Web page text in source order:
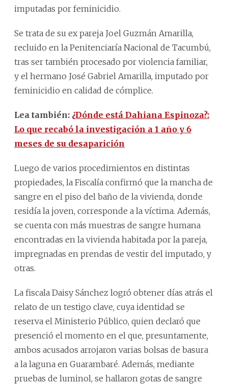
imputadas por feminicidio.
Se trata de su ex pareja Joel Guzmán Amarilla,
recluido en la Penitenciaría Nacional de Tacumbú,
tras ser también procesado por violencia familiar,
y el hermano José Gabriel Amarilla, imputado por
feminicidio en calidad de cómplice.
Lea también: ¿Dónde está Dahiana Espinoza?:
Lo que recabó la investigación a 1 año y 6
meses de su desaparición
Luego de varios procedimientos en distintas
propiedades, la Fiscalía confirmó que la mancha de
sangre en el piso del baño de la vivienda, donde
residía la joven, corresponde a la víctima. Además,
se cuenta con más muestras de sangre humana
encontradas en la vivienda habitada por la pareja,
impregnadas en prendas de vestir del imputado, y
otras.
La fiscala Daisy Sánchez logró obtener días atrás el
relato de un testigo clave, cuya identidad se
reserva el Ministerio Público, quien declaró que
presenció el momento en el que, presuntamente,
ambos acusados arrojaron varias bolsas de basura
a la laguna en Guarambaré. Además, mediante
pruebas de luminol, se hallaron gotas de sangre